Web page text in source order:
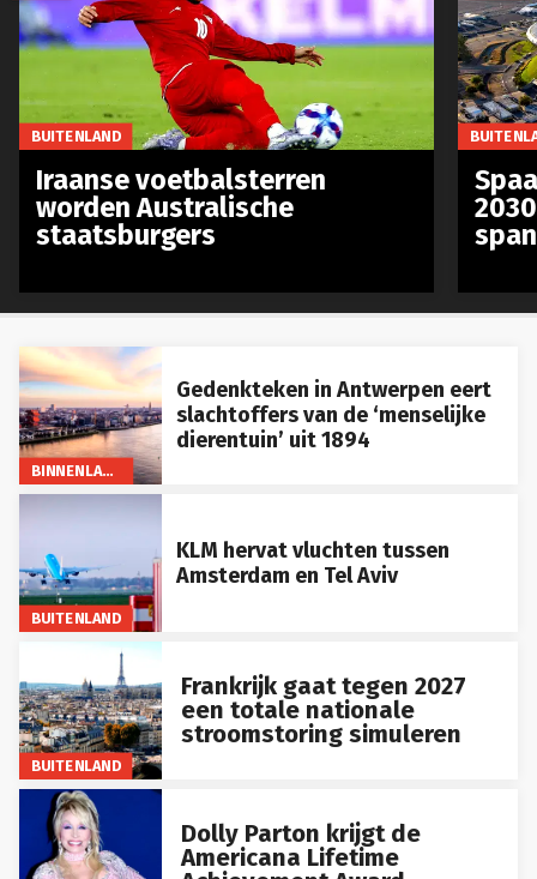
BINNENLAND
slachtoffers van de ‘menselijke
dierentuin’ uit 1894
BUITENLAND
Amsterdam en Tel Aviv
BUITENLAND
Frankrijk gaat tegen 2027
een totale nationale
stroomstoring simuleren
Dolly Parton krijgt de
Americana Lifetime
Achievement Award
BUITENLAND
Iraanse voetbalsterren
worden Australische
staatsburgers